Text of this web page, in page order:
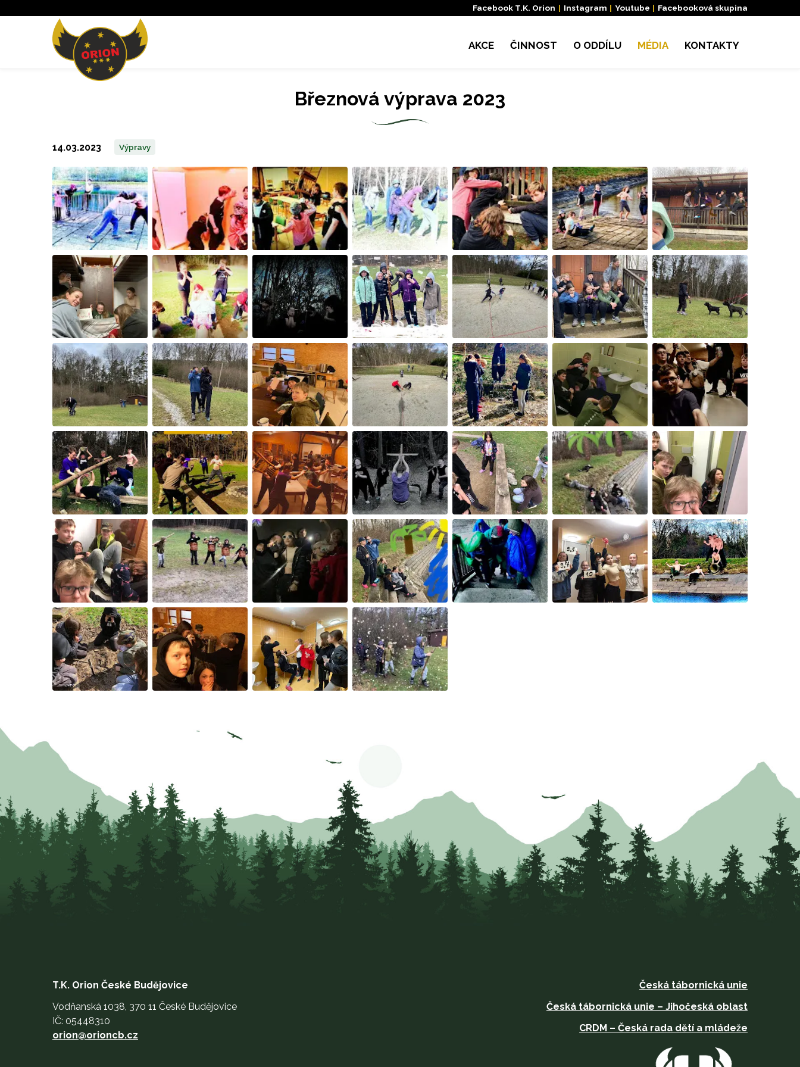
Facebook T.K. Orion | Instagram | Youtube | Facebooková skupina
AKCE ČINNOST O ODDÍLU MÉDIA KONTAKTY
Březnová výprava 2023
14.03.2023 Výpravy
T.K. Orion České Budějovice
Vodňanská 1038, 370 11 České Budějovice
IČ: 05448310
orion@orioncb.cz
Česká tábornická unie
Česká tábornická unie – Jihočeská oblast
CRDM – Česká rada dětí a mládeže